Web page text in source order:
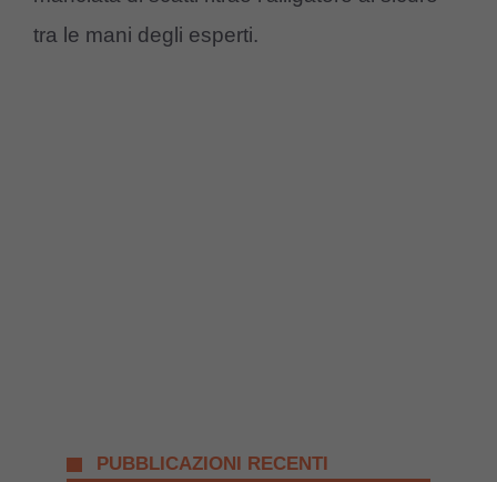
tra le mani degli esperti.
PUBBLICAZIONI RECENTI